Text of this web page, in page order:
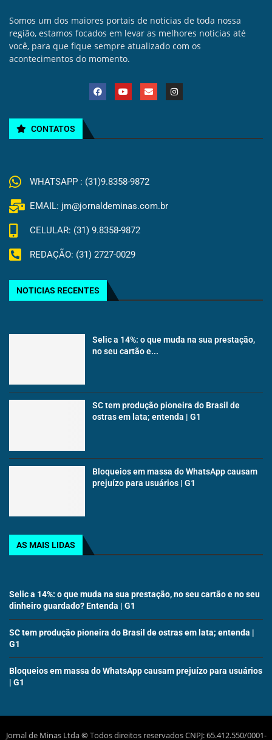
Somos um dos maiores portais de noticias de toda nossa
região, estamos focados em levar as melhores noticias até
você, para que fique sempre atualizado com os
acontecimentos do momento.
CONTATOS
WHATSAPP : (31)9.8358-9872
EMAIL: jm@jornaldeminas.com.br
CELULAR: (31) 9.8358-9872
REDAÇÃO: (31) 2727-0029
NOTICIAS RECENTES
Selic a 14%: o que muda na sua prestação,
no seu cartão e...
SC tem produção pioneira do Brasil de
ostras em lata; entenda | G1
Bloqueios em massa do WhatsApp causam
prejuízo para usuários | G1
AS MAIS LIDAS
Selic a 14%: o que muda na sua prestação, no seu cartão e no seu
dinheiro guardado? Entenda | G1
SC tem produção pioneira do Brasil de ostras em lata; entenda |
G1
Bloqueios em massa do WhatsApp causam prejuízo para usuários
| G1
Jornal de Minas Ltda©Todos direitos reservados CNPJ: 65.412.550/0001-